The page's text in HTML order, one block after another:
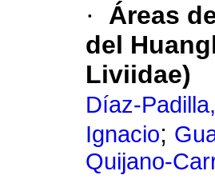
·
Áreas
del
Liviidae)
Díaz-
Ignacio;
Quijano-